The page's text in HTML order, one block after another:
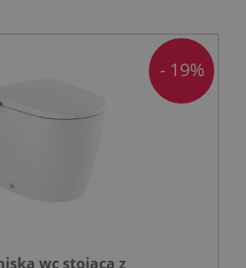
wc stojąca z
- 19%